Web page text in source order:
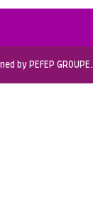
by PEFEP GROUPE.